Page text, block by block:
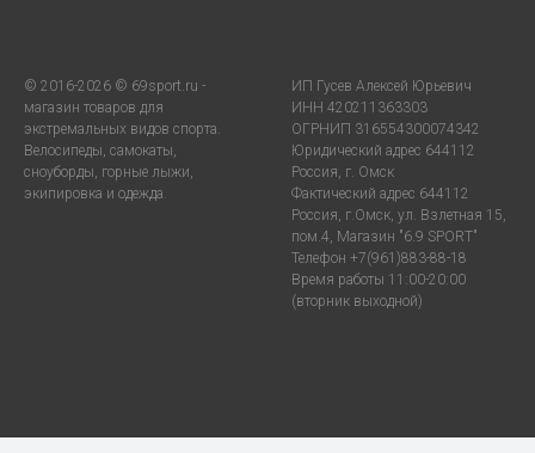
© 2016-2026 © 69sport.ru -
магазин товаров для
экстремальных видов спорта.
Велосипеды, самокаты,
сноуборды, горные лыжи,
экипировка и одежда.
ИП Гусев Алексей Юрьевич
ИНН 420211363303
ОГРНИП 316554300074342
Юридический адрес 644112
Россия, г. Омск
Фактический адрес 644112
Россия, г.Омск, ул. Взлетная 15,
пом.4, Магазин "6.9 SPORT"
Телефон +7(961)883-88-18
Время работы 11:00-20:00
(вторник выходной)